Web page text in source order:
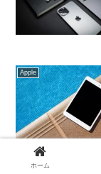
Apple
ホーム